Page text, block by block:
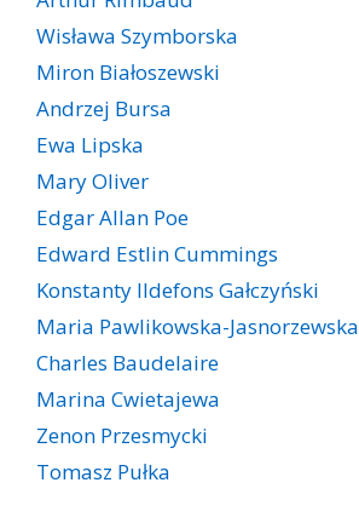
Wisława Szymborska
Miron Białoszewski
Andrzej Bursa
Ewa Lipska
Mary Oliver
Edgar Allan Poe
Edward Estlin Cummings
Konstanty Ildefons Gałczyński
Maria Pawlikowska-Jasnorzewska
Charles Baudelaire
Marina Cwietajewa
Zenon Przesmycki
Tomasz Pułka